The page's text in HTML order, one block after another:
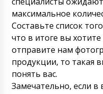
максимальное
Составьте список
что в итоге вы
отправите нам
продукции, то такая
понять вас.
Замечательно, если